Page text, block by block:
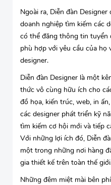
Ngoài ra, Diễn đàn
doanh nghiệp tìm kiếm các
có thể đăng thông tin tuyển
phù hợp với yêu cầu của họ
designer.
Diễn đàn Designer là một
thức vô cùng hữu ích cho
đồ họa, kiến trúc, web, in
các designer phát triển kỹ
tìm kiếm cơ hội mới và tiếp
Với những lợi ích đó, Diễn
một trong những nơi hàng
gia thiết kế trên toàn thế
Những đêm miệt mài bên